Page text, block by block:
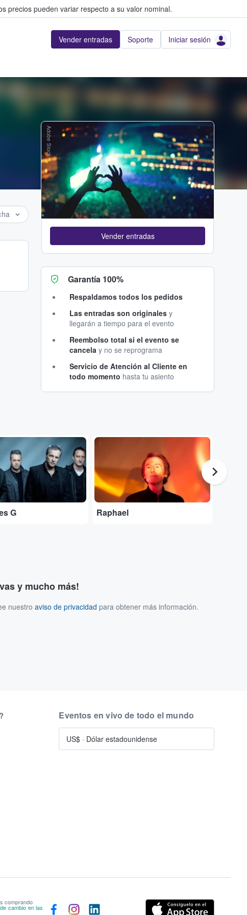
precios pueden variar respecto a su valor nominal.
Vender entradas Soporte Iniciar sesión
Adobe Stock
Vender entradas
Garantía 100%
Respaldamos todos los pedidos
Las entradas son originales y
llegarán a tiempo para el evento
Reembolso total si el evento se
cancela y no se reprograma
Servicio de Atención al Cliente en
todo momento hasta tu asiento
G
...
Raphael
y mucho más!
nuestro aviso de privacidad para obtener más información.
Eventos en vivo de todo el mundo
US$ · Dólar estadounidense
comprando
cambio en las